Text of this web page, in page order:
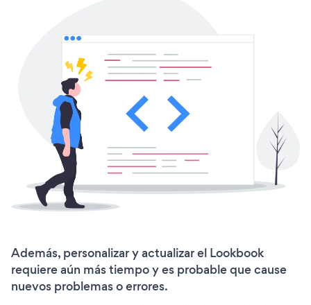
Además, personalizar y actualizar el Lookbook
requiere aún más tiempo y es probable que cause
nuevos problemas o errores.